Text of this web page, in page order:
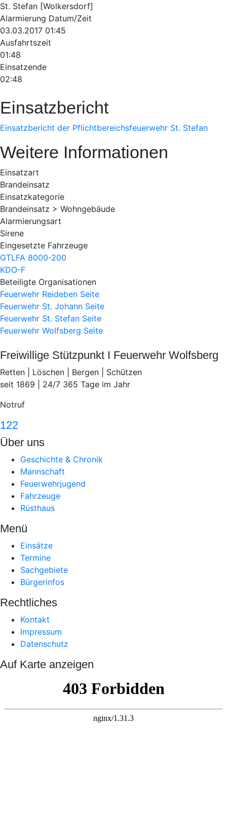
St. Stefan [Wolkersdorf]
Alarmierung Datum/Zeit
03.03.2017 01:45
Ausfahrtszeit
01:48
Einsatzende
02:48
Einsatzbericht
Einsatzbericht der Pflichtbereichsfeuerwehr St. Stefan
Weitere Informationen
Einsatzart
Brandeinsatz
Einsatzkategorie
Brandeinsatz > Wohngebäude
Alarmierungsart
Sirene
Eingesetzte Fahrzeuge
GTLFA 8000-200
KDO-F
Beteiligte Organisationen
Feuerwehr Reideben Seite
Feuerwehr St. Johann Seite
Feuerwehr St. Stefan Seite
Feuerwehr Wolfsberg Seite
Freiwillige Stützpunkt I Feuerwehr Wolfsberg
Retten | Löschen | Bergen | Schützen
seit 1869 | 24/7 365 Tage im Jahr
Notruf
122
Über uns
Geschichte & Chronik
Mannschaft
Feuerwehrjugend
Fahrzeuge
Rüsthaus
Menü
Einsätze
Termine
Sachgebiete
Bürgerinfos
Rechtliches
Kontakt
Impressum
Datenschutz
Auf Karte anzeigen